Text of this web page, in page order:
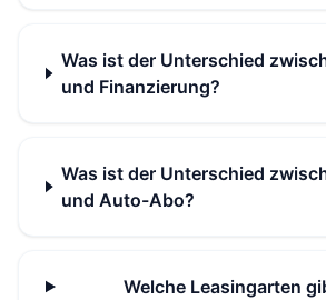
Was ist der Unterschied
und Finanzierung?
Was ist der Unterschied
und Auto-Abo?
Welche Leasingarten